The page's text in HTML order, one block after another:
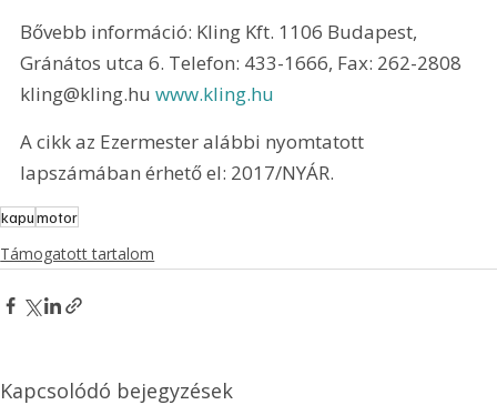
Bővebb információ: Kling Kft. 1106 Budapest,
Gránátos utca 6. Telefon: 433-1666, Fax: 262-2808
kling@kling.hu www.kling.hu
A cikk az Ezermester alábbi nyomtatott
lapszámában érhető el: 2017/NYÁR.
kapumotor
Támogatott tartalom
Kapcsolódó bejegyzések